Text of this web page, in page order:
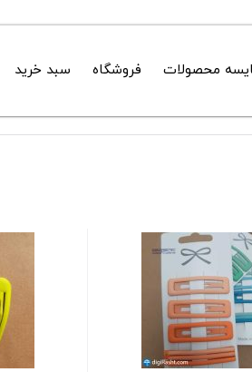
محصولات فروشگاه سبد خرید